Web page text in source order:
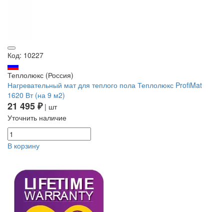
Код: 10227
Теплолюкс (Россия)
Нагревательный мат для теплого пола Теплолюкс ProfiMat
1620 Вт (на 9 м2)
21 495 ₽| шт
Уточнить наличие
В корзину